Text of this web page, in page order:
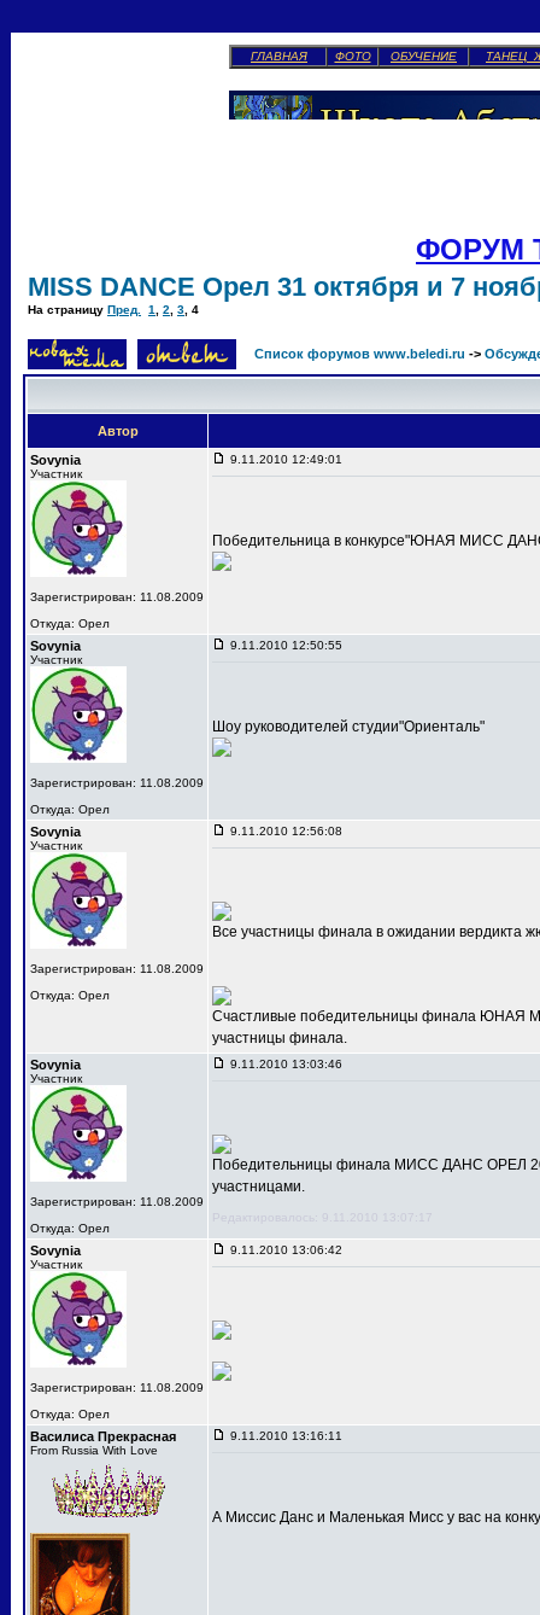
ГЛАВНАЯ ФОТО ОБУЧЕНИЕ ТАНЕЦ
ФОРУМ
MISS DANCE Орел 31 октября и 7
На страницу Пред. 1 2 3 4
Список форумов www.beledi.ru ->
Автор
Sovynia
Участник
Зарегистрирован: 11.08.2009
Откуда: Орел
9.11.2010 12:49:01
Победительница в конкурсе"ЮНАЯ МИСС
Sovynia
Участник
Зарегистрирован: 11.08.2009
Откуда: Орел
9.11.2010 12:50:55
Шоу руководителей студии"Ориенталь"
Sovynia
Участник
Зарегистрирован: 11.08.2009
Откуда: Орел
9.11.2010 12:56:08
Все участницы финала в ожидании вердикта
Счастливые победительницы финала ЮНАЯ
участницы финала.
Sovynia
Участник
Зарегистрирован: 11.08.2009
Откуда: Орел
9.11.2010 13:03:46
Победительницы финала МИСС ДАНС ОРЕЛ
участницами.
Редактировалось: 9.11.2010 13:07:17
Sovynia
Участник
Зарегистрирован: 11.08.2009
Откуда: Орел
9.11.2010 13:06:42
Василиса Прекрасная
From Russia With Love
9.11.2010 13:16:11
А Миссис Данс и Маленькая Мисс у вас на